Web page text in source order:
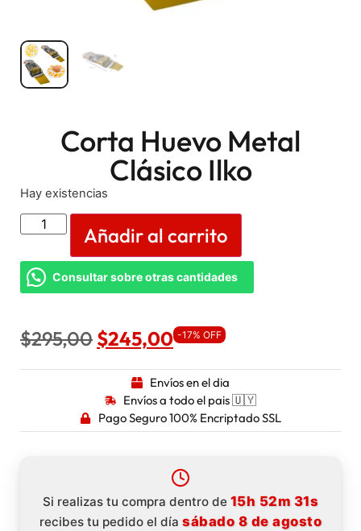
Corta Huevo Metal
Clásico Ilko
Hay existencias
Añadir al carrito
Consultar sobre otras cantidades
$295,00 $245,00 -17% OFF
Envíos en el dia
Envíos a todo el pais 🇺🇾
Pago Seguro 100% Encriptado SSL
Si realizas tu compra dentro de 15h 52m 30s
recibes tu pedido el día sábado 8 de agosto